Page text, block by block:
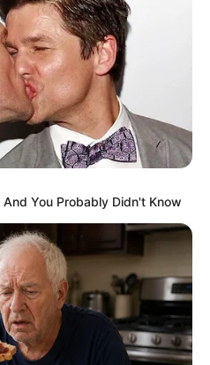
You Probably Didn't Know